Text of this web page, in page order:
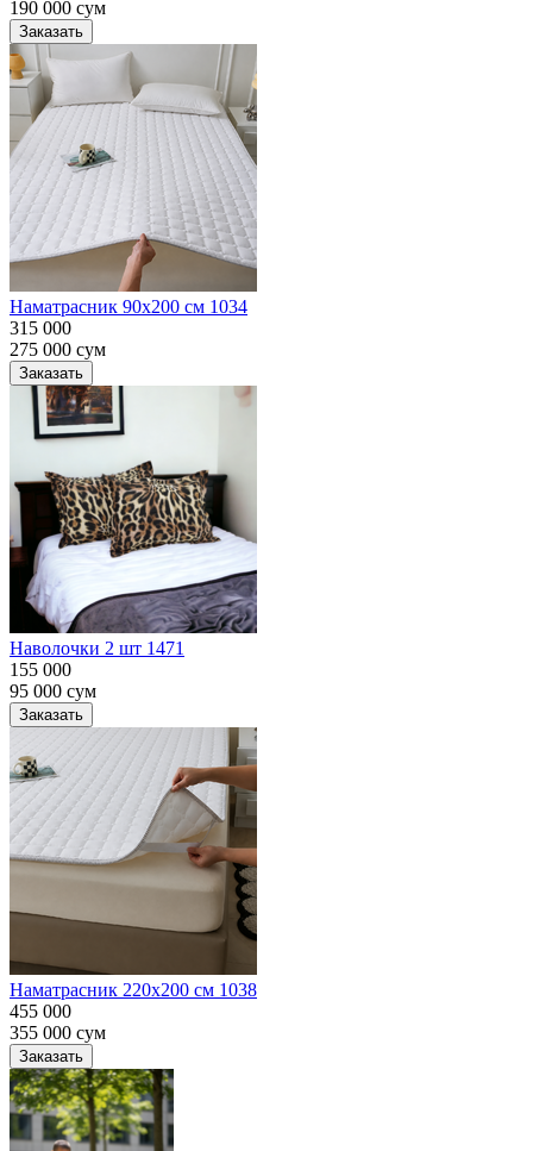
190 000 сум
Заказать
Наматрасник 90х200 см 1034
315 000
275 000 сум
Заказать
Наволочки 2 шт 1471
155 000
95 000 сум
Заказать
Наматрасник 220х200 см 1038
455 000
355 000 сум
Заказать